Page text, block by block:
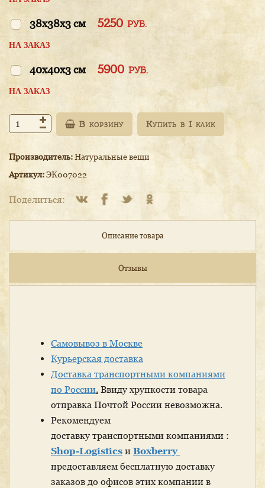
38x38x3 см 5250 РУБ.
НА ЗАКАЗ
40x40x3 см 5900 РУБ.
НА ЗАКАЗ
В корзину
Производитель:Натуральные вещи
Артикул:ЭК007022
Поделиться:
Описание товара
Отзывы
Самовывоз в Москве
Курьерская доставка
Доставка транспортными компаниями
по России. Ввиду хрупкости товара
отправка Почтой России невозможна.
Рекомендуем
доставку транспортными компаниями :
Shop-Logistics и Boxberry
предоставляем бесплатную доставку
заказов до офисов этих компании в